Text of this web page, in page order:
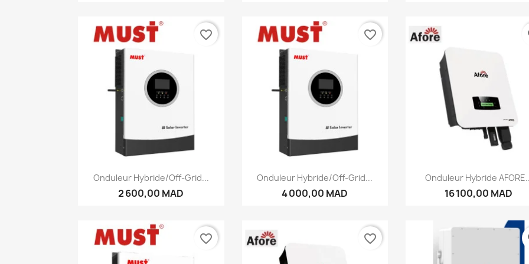
Aperçu rapide
Onduleur Hybride/Off-Grid...
2 600,00 MAD
favorite_border
Aperçu rapide
Onduleur Hybride/Off-Grid...
4 000,00 MAD
favorite_border
Aperçu rapide
Onduleur Hybride
16 100,00 MAD
favorite_border favorite_border